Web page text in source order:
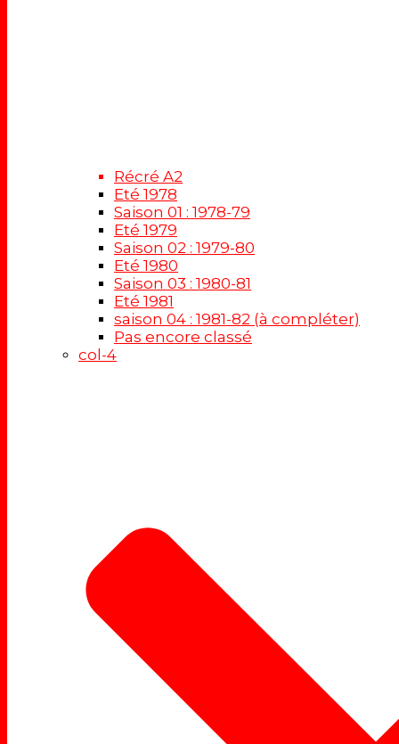
Récré A2
Eté 1978
Saison 01 : 1978-79
Eté 1979
Saison 02 : 1979-80
Eté 1980
Saison 03 : 1980-81
Eté 1981
saison 04 : 1981-82 (à compléter)
Pas encore classé
col-4